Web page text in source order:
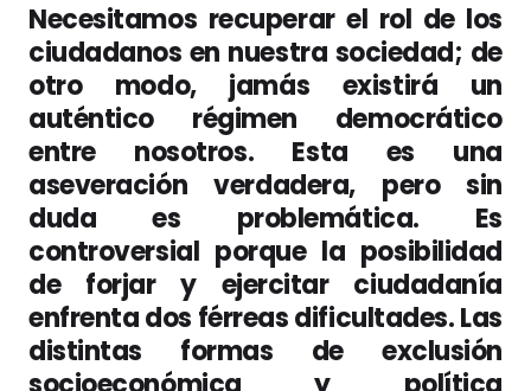
Necesitamos recuperar el rol de los
ciudadanos en nuestra sociedad; de
otro modo, jamás existirá un
auténtico régimen democrático
entre nosotros. Esta es una
aseveración verdadera, pero sin
duda es problemática. Es
controversial porque la posibilidad
de forjar y ejercitar ciudadanía
enfrenta dos férreas dificultades. Las
distintas formas de exclusión